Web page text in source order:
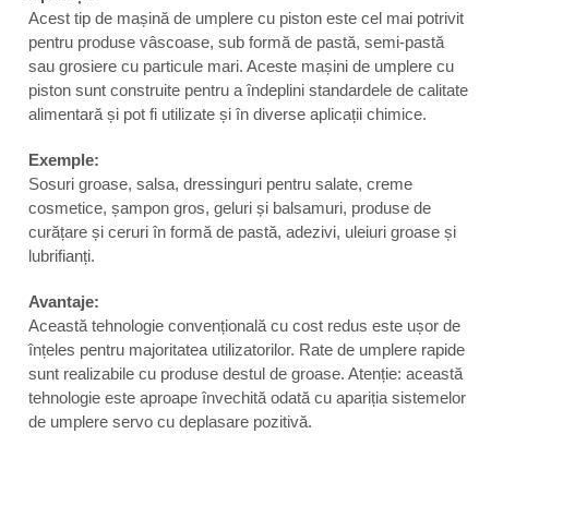
Acest tip de mașină de umplere cu piston este cel mai potrivit
pentru produse vâscoase, sub formă de pastă, semi-pastă
sau grosiere cu particule mari. Aceste mașini de umplere cu
piston sunt construite pentru a îndeplini standardele de calitate
alimentară și pot fi utilizate și în diverse aplicații chimice.
Exemple:
Sosuri groase, salsa, dressinguri pentru salate, creme
cosmetice, șampon gros, geluri și balsamuri, produse de
curățare și ceruri în formă de pastă, adezivi, uleiuri groase și
lubrifianți.
Avantaje:
Această tehnologie convențională cu cost redus este ușor de
înțeles pentru majoritatea utilizatorilor. Rate de umplere rapide
sunt realizabile cu produse destul de groase. Atenție: această
tehnologie este aproape învechită odată cu apariția sistemelor
de umplere servo cu deplasare pozitivă.